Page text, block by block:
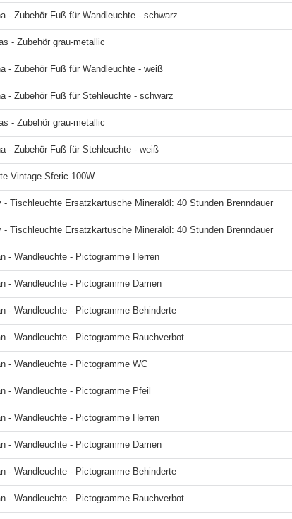
- Zubehör Fuß für Wandleuchte - schwarz
- Zubehör grau-metallic
- Zubehör Fuß für Wandleuchte - weiß
- Zubehör Fuß für Stehleuchte - schwarz
- Zubehör grau-metallic
- Zubehör Fuß für Stehleuchte - weiß
Vintage Sferic 100W
- Tischleuchte Ersatzkartusche Mineralöl: 40 Stunden Brenndauer
- Tischleuchte Ersatzkartusche Mineralöl: 40 Stunden Brenndauer
- Wandleuchte - Pictogramme Herren
- Wandleuchte - Pictogramme Damen
- Wandleuchte - Pictogramme Behinderte
- Wandleuchte - Pictogramme Rauchverbot
- Wandleuchte - Pictogramme WC
- Wandleuchte - Pictogramme Pfeil
- Wandleuchte - Pictogramme Herren
- Wandleuchte - Pictogramme Damen
- Wandleuchte - Pictogramme Behinderte
- Wandleuchte - Pictogramme Rauchverbot